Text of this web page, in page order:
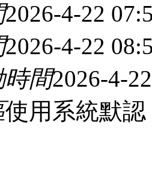
2026-4-22
2026-4-22
時間2026-4-
使用系統默認